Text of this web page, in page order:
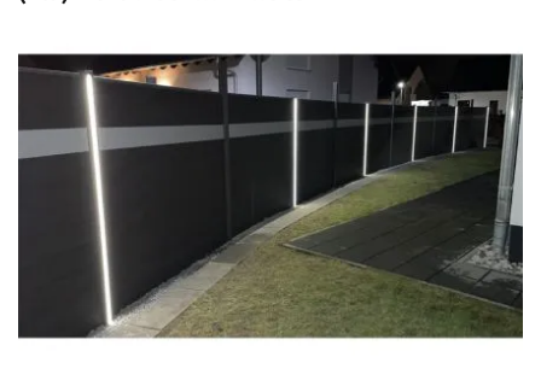
Ende
Bildergalerie
springen